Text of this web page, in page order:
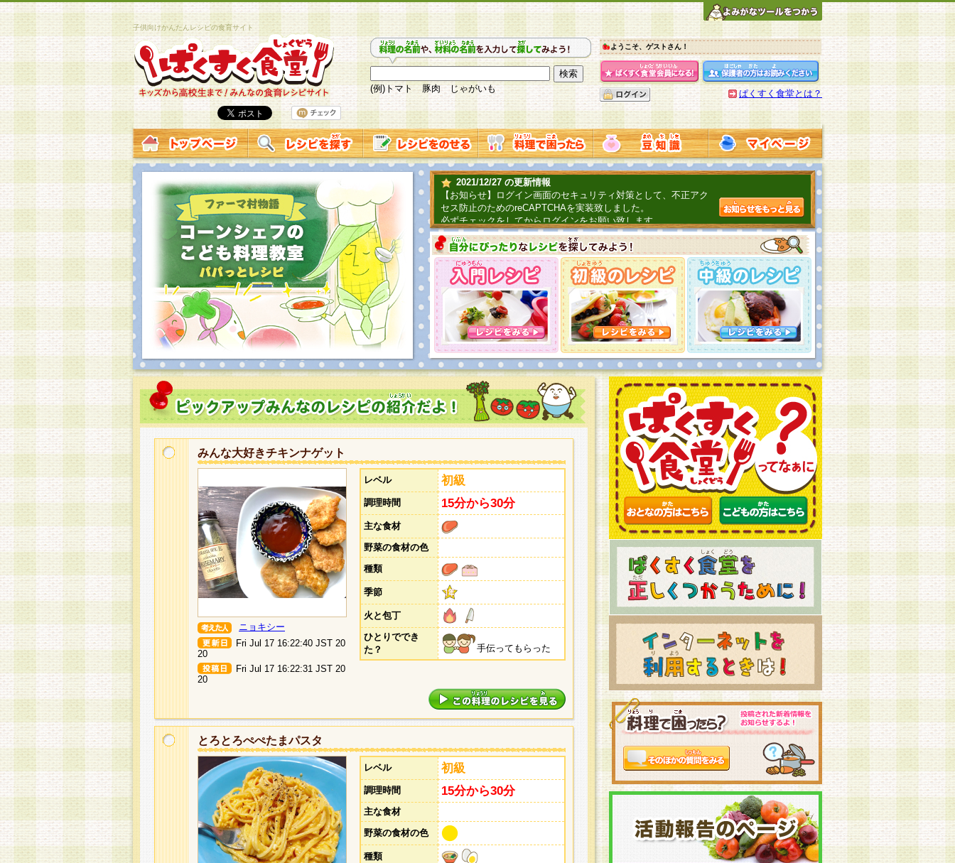
子供向けかんたんレシピの食育サイト
(例)トマト 豚肉 じゃがいも
ようこそ、ゲストさん！
ぱくすく食堂とは？
2021/12/27 の更新情報
【お知らせ】ログイン画面のセキュリティ対策として、不正アク
セス防止のためのreCAPTCHAを実装致しました。
必ずチェックをしてからログインをお願い致します。
2019/06/04 の更新情報
ファーマ村からコーンシェフが簡単レシピを紹介するよ！こちら
2018/07/01 の更新情報
チャレンジ企画第三弾！お母さん、お父さんへ日頃の感謝をこめ
てごはんを作ろう！は終了致しました。たくさんの投稿、ありが
とうございました。次回企画もお楽しみに！
みんな大好きチキンナゲット
ニョキシー
Fri Jul 17 16:22:40 JST 20
20
Fri Jul 17 16:22:31 JST 20
20
レベル 初級
調理時間 15分から30分
主な食材
野菜の食材の色
種類
季節
火と包丁
ひとりででき
た？
手伝ってもらった
とろとろぺぺたまパスタ
レベル 初級
調理時間 15分から30分
主な食材
野菜の食材の色
種類